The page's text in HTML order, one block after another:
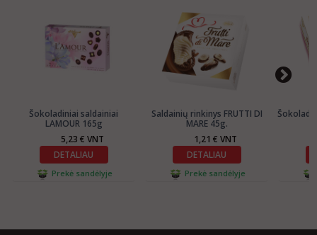
Šokoladiniai saldainiai
LAMOUR 165g
5,23 € VNT
DETALIAU
Prekė sandėlyje
Saldainių rinkinys FRUTTI DI
MARE 45g.
1,21 € VNT
DETALIAU
Prekė sandėlyje